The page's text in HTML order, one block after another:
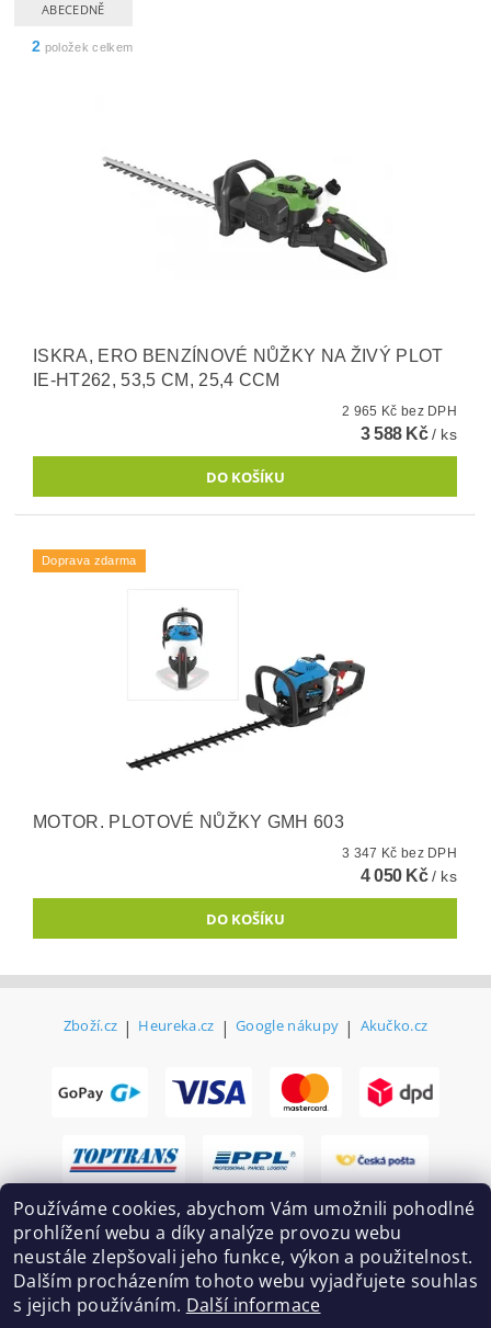
ABECEDNĚ
2 položek celkem
ISKRA, ERO BENZÍNOVÉ NŮŽKY NA ŽIVÝ PLOT
IE-HT262, 53,5 CM, 25,4 CCM
2 965 Kč bez DPH
3 588 Kč/ ks
Doprava zdarma
MOTOR. PLOTOVÉ NŮŽKY GMH 603
3 347 Kč bez DPH
4 050 Kč/ ks
Zboží.cz | Heureka.cz | Google nákupy | Akučko.cz
Používáme cookies, abychom Vám umožnili pohodlné
prohlížení webu a díky analýze provozu webu
neustále zlepšovali jeho funkce, výkon a použitelnost.
Dalším procházením tohoto webu vyjadřujete souhlas
s jejich používáním. Další informace